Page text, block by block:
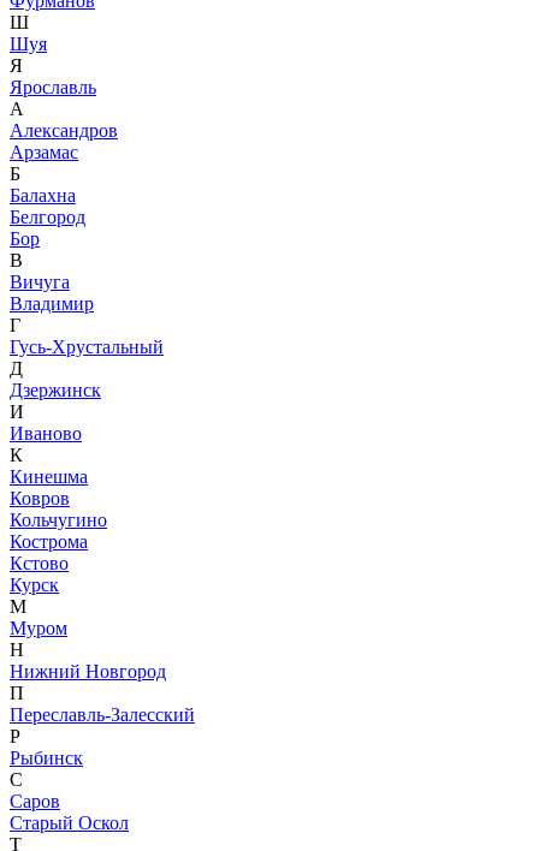
Ш
Шуя
Я
Ярославль
А
Александров
Арзамас
Б
Балахна
Белгород
Бор
В
Вичуга
Владимир
Г
Гусь-Хрустальный
Д
Дзержинск
И
Иваново
К
Кинешма
Ковров
Кольчугино
Кострома
Кстово
Курск
М
Муром
Н
Нижний Новгород
П
Переславль-Залесский
Р
Рыбинск
С
Саров
Старый Оскол
Т